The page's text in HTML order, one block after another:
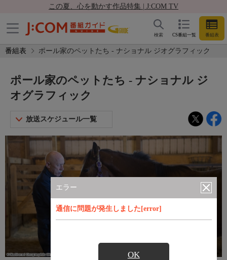
この夏、心を動かす作品特集 | J:COM TV
CS番組一覧 番組表
検索
番組表 ポール家のペットたち - ナショナル ジオグラフィック
エラー
通信に問題が発生しました[error]
OK
ポール家のペットたち - ナショナル ジ
オグラフィック
放送スケジュール一覧